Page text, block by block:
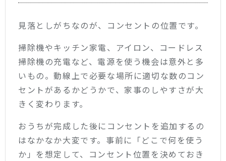
見落としがちなのが、コンセントの位置です。
掃除機やキッチン家電、アイロン、コードレス
掃除機の充電など、電源を使う機会は意外と多
いもの。動線上で必要な場所に適切な数のコン
セントがあるかどうかで、家事のしやすさが大
きく変わります。
おうちが完成した後にコンセントを追加するの
はなかなか大変です。事前に「どこで何を使う
か」を想定して、コンセント位置を決めておき